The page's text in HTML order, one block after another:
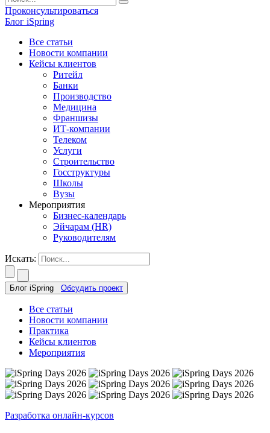
Проконсультироваться
Блог iSpring
Все статьи
Новости компании
Кейсы клиентов
Ритейл
Банки
Производство
Медицина
Франшизы
ИТ-компании
Телеком
Услуги
Строительство
Госструктуры
Школы
Вузы
Мероприятия
Бизнес-календарь
Эйчарам (HR)
Руководителям
Искать:
Блог iSpring Обсудить проект
Все статьи
Новости компании
Практика
Кейсы клиентов
Мероприятия
Разработка онлайн-курсов